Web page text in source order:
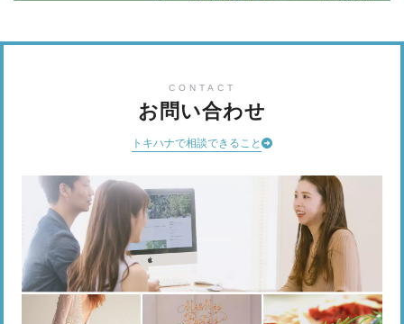
CONTACT
お問い合わせ
トキハナで相談できること